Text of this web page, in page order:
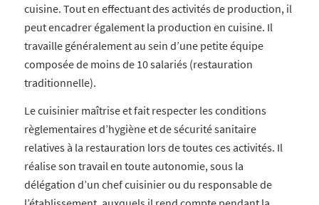
cuisine. Tout en effectuant des activités de production, il
peut encadrer également la production en cuisine. Il
travaille généralement au sein d’une petite équipe
composée de moins de 10 salariés (restauration
traditionnelle).
Le cuisinier maîtrise et fait respecter les conditions
règlementaires d’hygiène et de sécurité sanitaire
relatives à la restauration lors de toutes ces activités. Il
réalise son travail en toute autonomie, sous la
délégation d’un chef cuisinier ou du responsable de